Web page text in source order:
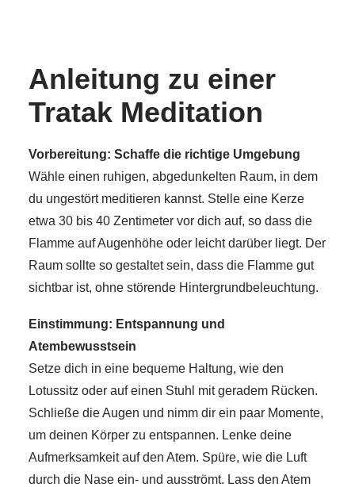
Anleitung zu einer
Tratak Meditation
Vorbereitung: Schaffe die richtige Umgebung
Wähle einen ruhigen, abgedunkelten Raum, in dem
du ungestört meditieren kannst. Stelle eine Kerze
etwa 30 bis 40 Zentimeter vor dich auf, so dass die
Flamme auf Augenhöhe oder leicht darüber liegt. Der
Raum sollte so gestaltet sein, dass die Flamme gut
sichtbar ist, ohne störende Hintergrundbeleuchtung.
Einstimmung: Entspannung und
Atembewusstsein
Setze dich in eine bequeme Haltung, wie den
Lotussitz oder auf einen Stuhl mit geradem Rücken.
Schließe die Augen und nimm dir ein paar Momente,
um deinen Körper zu entspannen. Lenke deine
Aufmerksamkeit auf den Atem. Spüre, wie die Luft
durch die Nase ein- und ausströmt. Lass den Atem